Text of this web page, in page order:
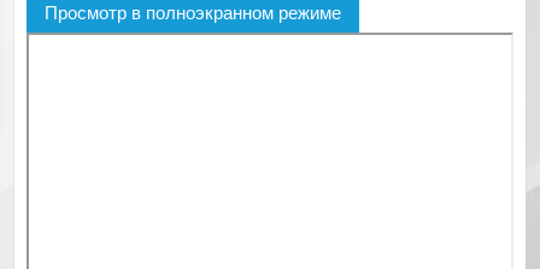
Просмотр в полноэкранном режиме